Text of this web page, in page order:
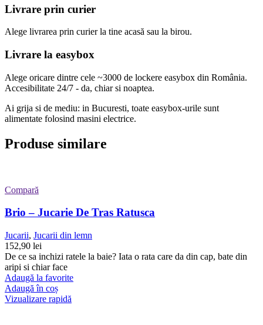
Livrare prin curier
Alege livrarea prin curierla tine acasă sau la birou.
Livrare la easybox
Alege oricare dintre cele ~3000 de lockere easybox din România.
Accesibilitate 24/7 - da, chiar si noaptea.
Ai grija si de mediu: in Bucuresti, toate easybox-urile sunt
alimentate folosind masini electrice.
Produse similare
Compară
Brio – Jucarie De Tras Ratusca
Jucarii, Jucarii din lemn
152,90 lei
De ce sa inchizi ratele la baie? Iata o rata care da din cap, bate din
aripi si chiar face
Adaugă la favorite
Adaugă în coș
Vizualizare rapidă